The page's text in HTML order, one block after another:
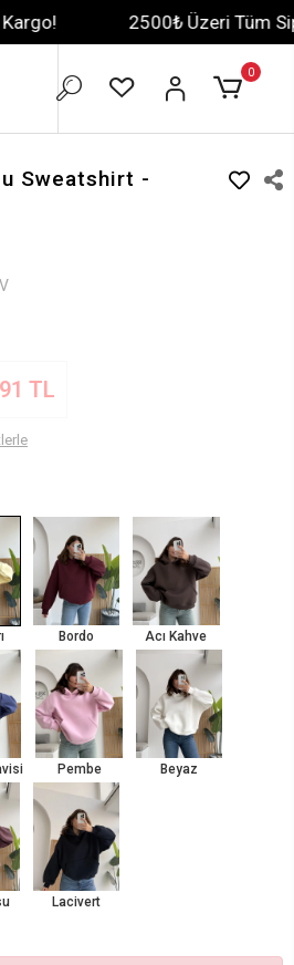
2500₺ Üzeri Tüm Siparişlerde
0
Sweatshirt -
TL
Bordo Acı Kahve
Pembe Beyaz
Lacivert